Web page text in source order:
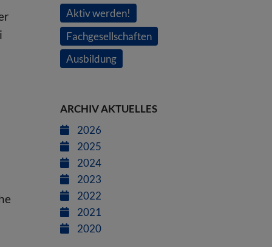
Aktiv werden!
Fachgesellschaften
Ausbildung
ARCHIV AKTUELLES
2026
2025
2024
2023
2022
2021
2020